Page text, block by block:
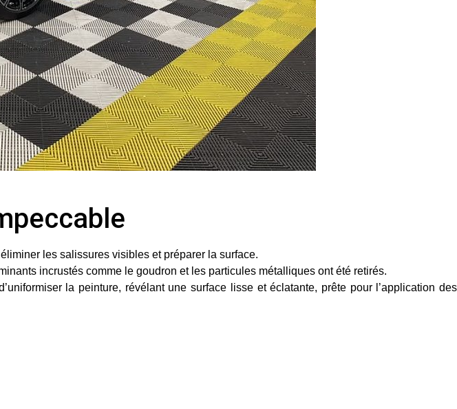
les salissures visibles et préparer la surface.
incrustés comme le goudron et les particules métalliques ont été retirés.
la peinture, révélant une surface lisse et éclatante, prête pour l’application des